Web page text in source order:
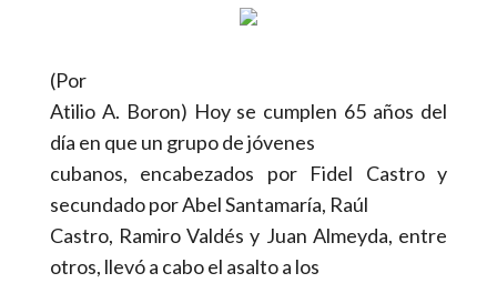
(Por
Atilio A. Boron) Hoy se cumplen 65 años del
día en que un grupo de jóvenes
cubanos, encabezados por Fidel Castro y
secundado por Abel Santamaría, Raúl
Castro, Ramiro Valdés y Juan Almeyda, entre
otros, llevó a cabo el asalto a los